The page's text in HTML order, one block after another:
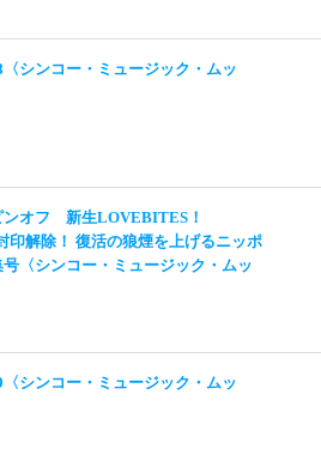
シンコー・ミュージック・ムッ
ンオフ 新生LOVEBITES！
印解除！ 復活の狼煙を上げるニッポ
〈シンコー・ミュージック・ムッ
シンコー・ミュージック・ムッ